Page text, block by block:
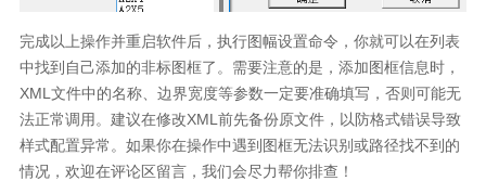
完成以上操作并重启软件后，执行图幅设置命令，你就可以在列表
中找到自己添加的非标图框了。需要注意的是，添加图框信息时，
XML文件中的名称、边界宽度等参数一定要准确填写，否则可能无
法正常调用。建议在修改XML前先备份原文件，以防格式错误导致
样式配置异常。如果你在操作中遇到图框无法识别或路径找不到的
情况，欢迎在评论区留言，我们会尽力帮你排查！